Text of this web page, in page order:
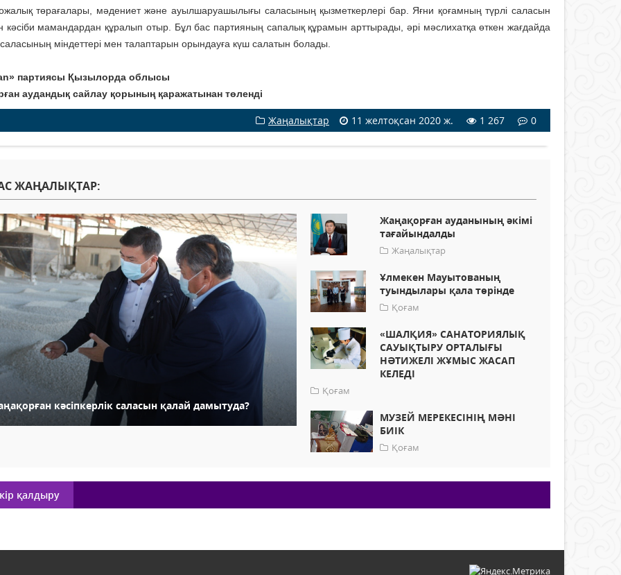
төра­ғалары, мәдениет және ауыл­шаруа­шылығы саласының қызмет­керлері бар. Яғни қоғамның түрлі саласын
кәсіби мамандардан құралып отыр. Бұл бас партияның сапалық құрамын арттырады, әрі мәслихатқа өткен жағдайда
саласының міндеттері мен талаптарын орындауға күш салатын болады.
партиясы Қызылорда облысы
аудандық сайлау қорының қаражатынан төленді
Жаңалықтар 11 желтоқсан 2020 ж. 1 267 0
ЖАҢАЛЫҚТАР:
кәсіпкерлік саласын қалай дамытуда?
Жаңақорған ауданының әкімі
тағайындалды
Жаңалықтар
Ұлмекен Мауытованың
туындылары қала төрінде
Қоғам
«ШАЛҚИЯ» САНАТОРИЯЛЫҚ
САУЫҚТЫРУ ОРТАЛЫҒЫ
НӘТИЖЕЛІ ЖҰМЫС ЖАСАП
КЕЛЕДІ
Қоғам
МУЗЕЙ МЕРЕКЕСІНІҢ МӘНІ
БИІК
Қоғам
қалдыру